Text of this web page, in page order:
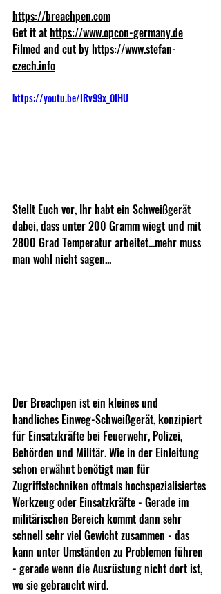
https://breachpen.com
Get it at https://www.opcon-germany.de
Filmed and cut by https://www.stefan-
czech.info
https://youtu.be/IRv99x_0IHU
Stellt Euch vor, Ihr habt ein Schweißgerät
dabei, dass unter 200 Gramm wiegt und mit
2800 Grad Temperatur arbeitet...mehr muss
man wohl nicht sagen...
Der Breachpen ist ein kleines und
handliches Einweg-Schweißgerät, konzipiert
für Einsatzkräfte bei Feuerwehr, Polizei,
Behörden und Militär. Wie in der Einleitung
schon erwähnt benötigt man für
Zugriffstechniken oftmals hochspezialisiertes
Werkzeug oder Einsatzkräfte - Gerade im
militärischen Bereich kommt dann sehr
schnell sehr viel Gewicht zusammen - das
kann unter Umständen zu Problemen führen
- gerade wenn die Ausrüstung nicht dort ist,
wo sie gebraucht wird.